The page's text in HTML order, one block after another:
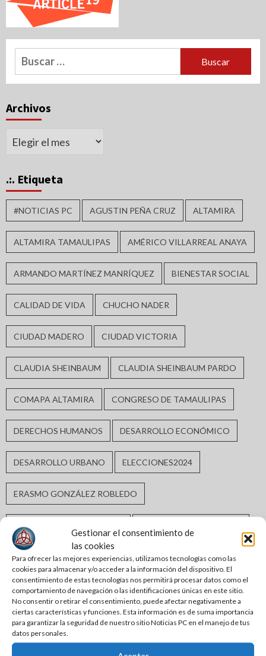
Gestionar el consentimiento de
las cookies
Para ofrecer las mejores experiencias, utilizamos tecnologías como las
cookies para almacenar y/o acceder a la información del dispositivo. El
consentimiento de estas tecnologías nos permitirá procesar datos como el
comportamiento de navegación o las identificaciones únicas en este sitio.
No consentir o retirar el consentimiento, puede afectar negativamente a
ciertas características y funciones. Esta información es de suma importancia
para garantizar la seguridad de nuestro sitio Noticias PC en el manejo de tus
datos personales.
Buscar:
Archivos
Archivos
.:. Etiqueta
#NOTICIAS PC AGUSTIN PEÑA CRUZ ALTAMIRA
ALTAMIRA TAMAULIPAS AMÉRICO VILLARREAL ANAYA
ARMANDO MARTÍNEZ MANRÍQUEZ BIENESTAR SOCIAL
CALIDAD DE VIDA CHUCHO NADER
CIUDAD MADERO CIUDAD VICTORIA
CLAUDIA SHEINBAUM CLAUDIA SHEINBAUM PARDO
COMAPA ALTAMIRA CONGRESO DE TAMAULIPAS
DERECHOS HUMANOS DESARROLLO ECONÓMICO
DESARROLLO URBANO ELECCIONES2024
ERASMO GONZÁLEZ ROBLEDO
GABRIEL ARCOS ESPINOSA
GOBIERNO DE TAMAULIPAS GOBIERNO MUNICIPAL
GUARDIA ESTATAL INCLUSIÓN SOCIAL
INFRAESTRUCTURA HIDRÁULICA
INFRAESTRUCTURA URBANA